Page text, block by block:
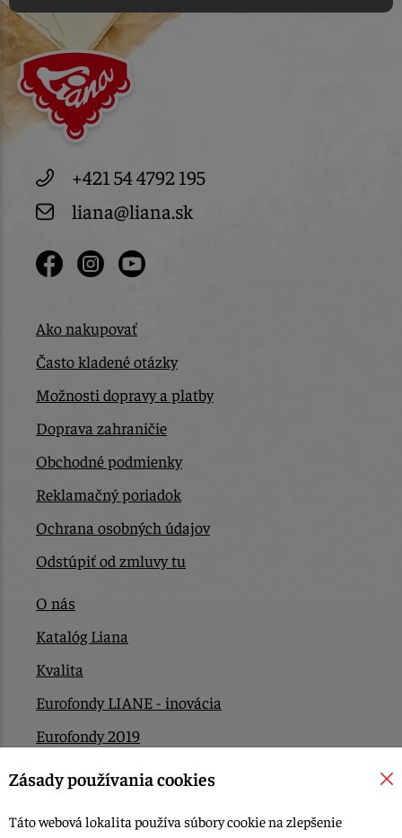
+421 54 4792 195
liana@liana.sk
Ako nakupovať
Často kladené otázky
Možnosti dopravy a platby
Doprava zahraničie
Obchodné podmienky
Reklamačný poriadok
Ochrana osobných údajov
Odstúpiť od zmluvy tu
O nás
Katalóg Liana
Kvalita
Eurofondy LIANE - inovácia
Eurofondy 2019
Eurofondy 2022/2023
Zásady používania cookies
Táto webová lokalita používa súbory cookie na zlepšenie